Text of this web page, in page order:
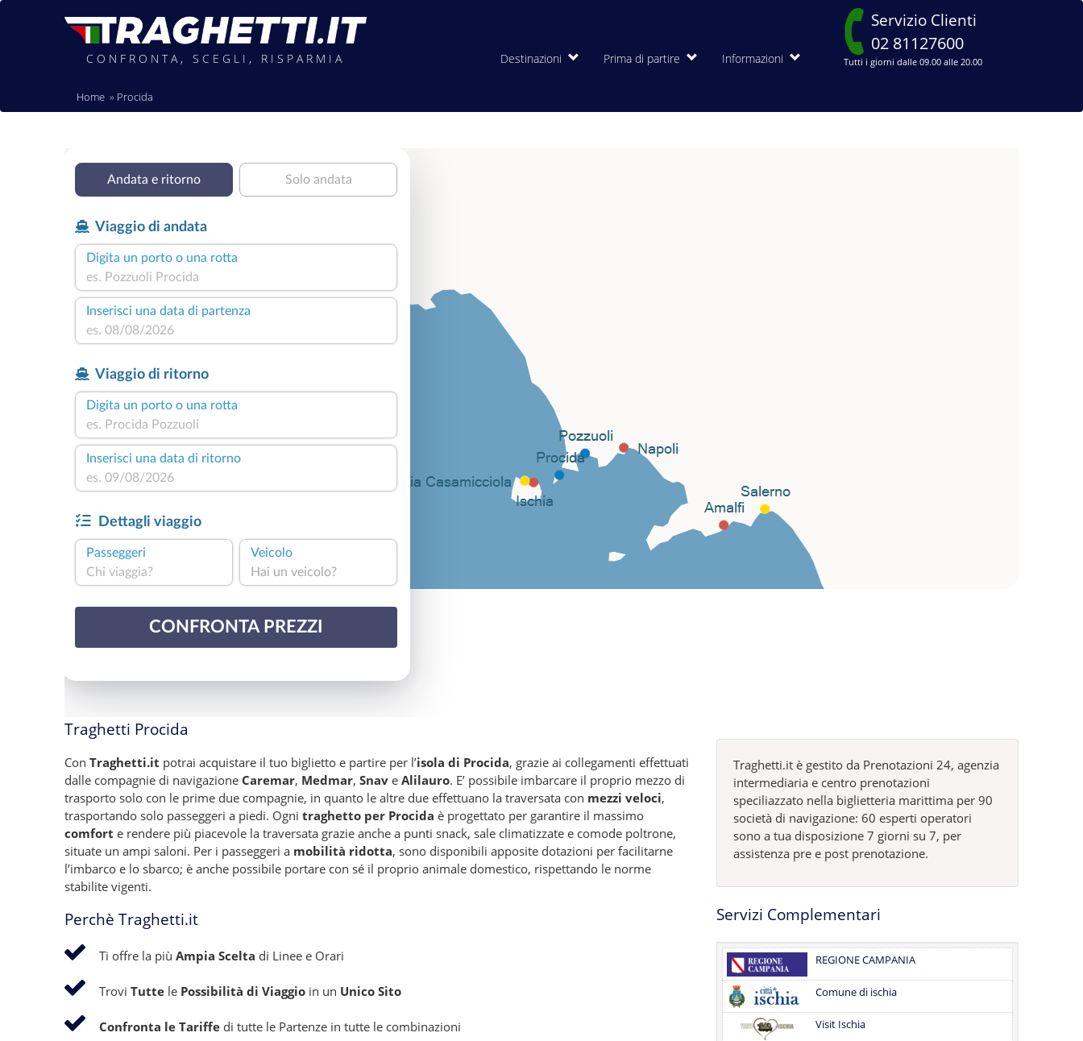
CONFRONTA, SCEGLI, RISPARMIA Destinazioni Prima di partire Informazioni
Servizio Clienti
02 81127600
Tutti i giorni dalle 09.00 alle 20.00
Home Procida
Traghetti Procida
Con Traghetti.it potrai acquistare il tuo biglietto e partire per l’isola di Procida, grazie ai collegamenti effettuati
dalle compagnie di navigazione Caremar, Medmar, Snav e Alilauro. E’ possibile imbarcare il proprio mezzo di
trasporto solo con le prime due compagnie, in quanto le altre due effettuano la traversata con mezzi veloci,
trasportando solo passeggeri a piedi. Ogni traghetto per Procida è progettato per garantire il massimo
comfort e rendere più piacevole la traversata grazie anche a punti snack, sale climatizzate e comode poltrone,
situate un ampi saloni. Per i passeggeri a mobilità ridotta, sono disponibili apposite dotazioni per facilitarne
l’imbarco e lo sbarco; è anche possibile portare con sé il proprio animale domestico, rispettando le norme
stabilite vigenti.
Perchè Traghetti.it
Ti offre la più Ampia Scelta di Linee e Orari
Trovi Tutte le Possibilità di Viaggio in un Unico Sito
Confronta le Tariffe di tutte le Partenze in tutte le combinazioni
Traghetti.it è gestito da Prenotazioni 24, agenzia
intermediaria e centro prenotazioni
speciliazzato nella biglietteria marittima per 90
società di navigazione: 60 esperti operatori
sono a tua disposizione 7 giorni su 7, per
assistenza pre e post prenotazione.
Servizi Complementari
REGIONE CAMPANIA
Comune di ischia
Visit Ischia